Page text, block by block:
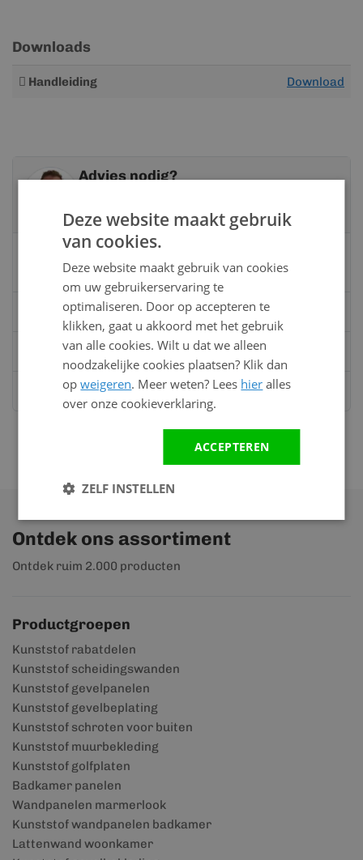
Downloads
Meer
Handleiding Download
Advies nodig?
specialisten
Vandaag bereikbaar
van 08:00 tot 17:00 uur
0528 - 355190
Mailinfo@kunststofbouwmateriaal.nl
Stuur ons een bericht opWhatsapp
Ontdek ons assortiment
Ontdek ruim 2.000 producten
Productgroepen
Kunststof rabatdelen
Kunststof scheidingswanden
Kunststof gevelpanelen
Kunststof gevelbeplating
Kunststof schroten voor buiten
Kunststof muurbekleding
Kunststof golfplaten
Badkamer panelen
Wandpanelen marmerlook
Kunststof wandpanelen badkamer
Lattenwand woonkamer
Deze website maakt gebruik
van cookies.
Deze website maakt gebruik van cookies
om uw gebruikerservaring te
optimaliseren. Door op accepteren te
klikken, gaat u akkoord met het gebruik
van alle cookies. Wilt u dat we alleen
noodzakelijke cookies plaatsen? Klik dan
opweigeren. Meer weten? Lees hier alles
over onze cookieverklaring.
ACCEPTEREN
ZELF INSTELLEN